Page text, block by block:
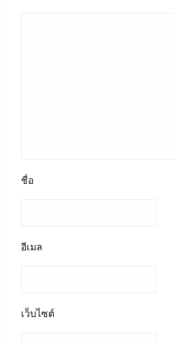
ชื่อ
อีเมล
เว็บไซต์